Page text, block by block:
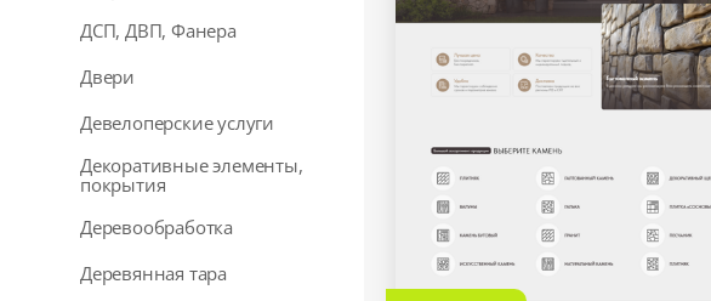
ДСП, ДВП, Фанера
Двери
Девелоперские услуги
Декоративные элементы,
покрытия
Деревообработка
Деревянная тара